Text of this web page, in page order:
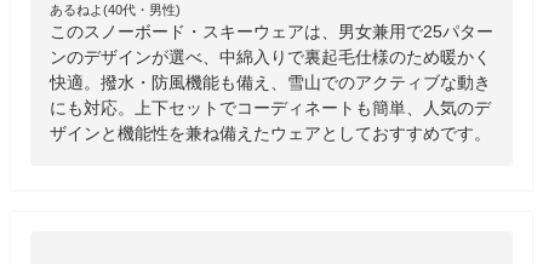
あるねよ(40代・男性)
このスノーボード・スキーウェアは、男女兼用で25パター
ンのデザインが選べ、中綿入りで裏起毛仕様のため暖かく
快適。撥水・防風機能も備え、雪山でのアクティブな動き
にも対応。上下セットでコーディネートも簡単、人気のデ
ザインと機能性を兼ね備えたウェアとしておすすめです。